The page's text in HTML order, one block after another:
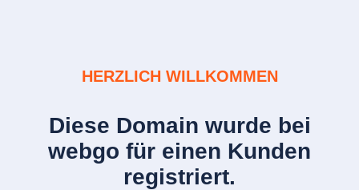
HERZLICH WILLKOMMEN
Diese Domain wurde bei
webgo für einen Kunden
registriert.